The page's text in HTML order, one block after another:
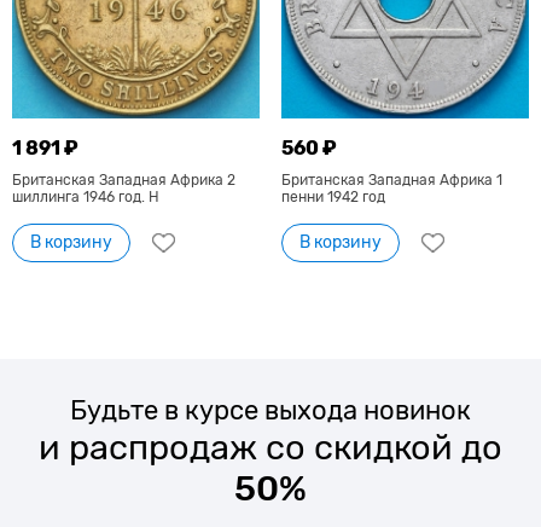
1 891 ₽
Британская Западная Африка 2
шиллинга 1946 год. H
В корзину
560 ₽
Британская Западная Африка 1
пенни 1942 год
В корзину
Будьте в курсе выхода новинок
и распродаж со скидкой до
50%